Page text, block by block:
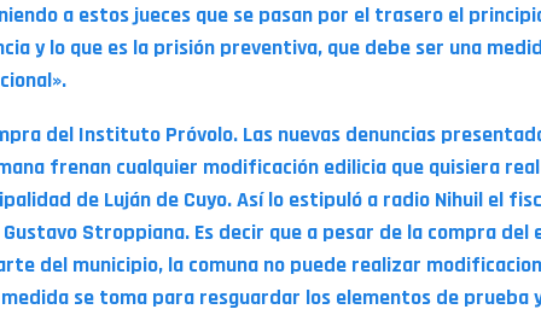
a estos jueces que se pasan por el trasero el
y lo que es la prisión preventiva, que debe ser una
del Instituto Próvolo. Las nuevas denuncias
frenan cualquier modificación edilicia que quisiera
de Luján de Cuyo. Así lo estipuló a radio Nihuil el
Gustavo Stroppiana. Es decir que a pesar de la compra del
del municipio, la comuna no puede realizar
se toma para resguardar los elementos de prueba